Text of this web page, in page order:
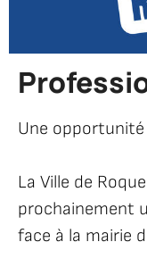
Accueil
Votre
Ma
Recrutement
de santé
Une
La Ville de
prochainement
face à la mairie